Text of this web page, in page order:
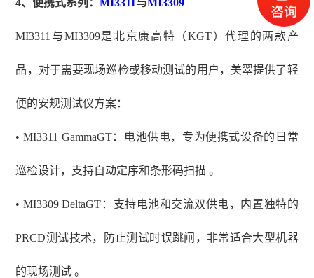
4、便携式系列： MI3311 与 MI3309
MI3311与MI3309是北京康高特（KGT）代理的两款产
品， 对于需要现场巡检或移动测试的用户，美翠提供了轻
便的安规测试仪方案：
• MI3311 GammaGT：电池供电，专为便携式设备的日常
巡检设计，支持自动定序和条形码扫描 。
• MI3309 DeltaGT：支持电池和交流双供电，内置独特的
PRCD测试技术，防止测试时误跳闸，非常适合大型机器
的现场测试 。